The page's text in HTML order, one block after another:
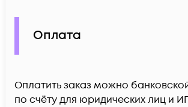
Оплата
Оплатить заказ можно
по счёту для юридических лиц и